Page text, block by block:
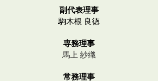
副代表理事
​駒木根 良徳
専務理事
馬上 紗織
常務理事